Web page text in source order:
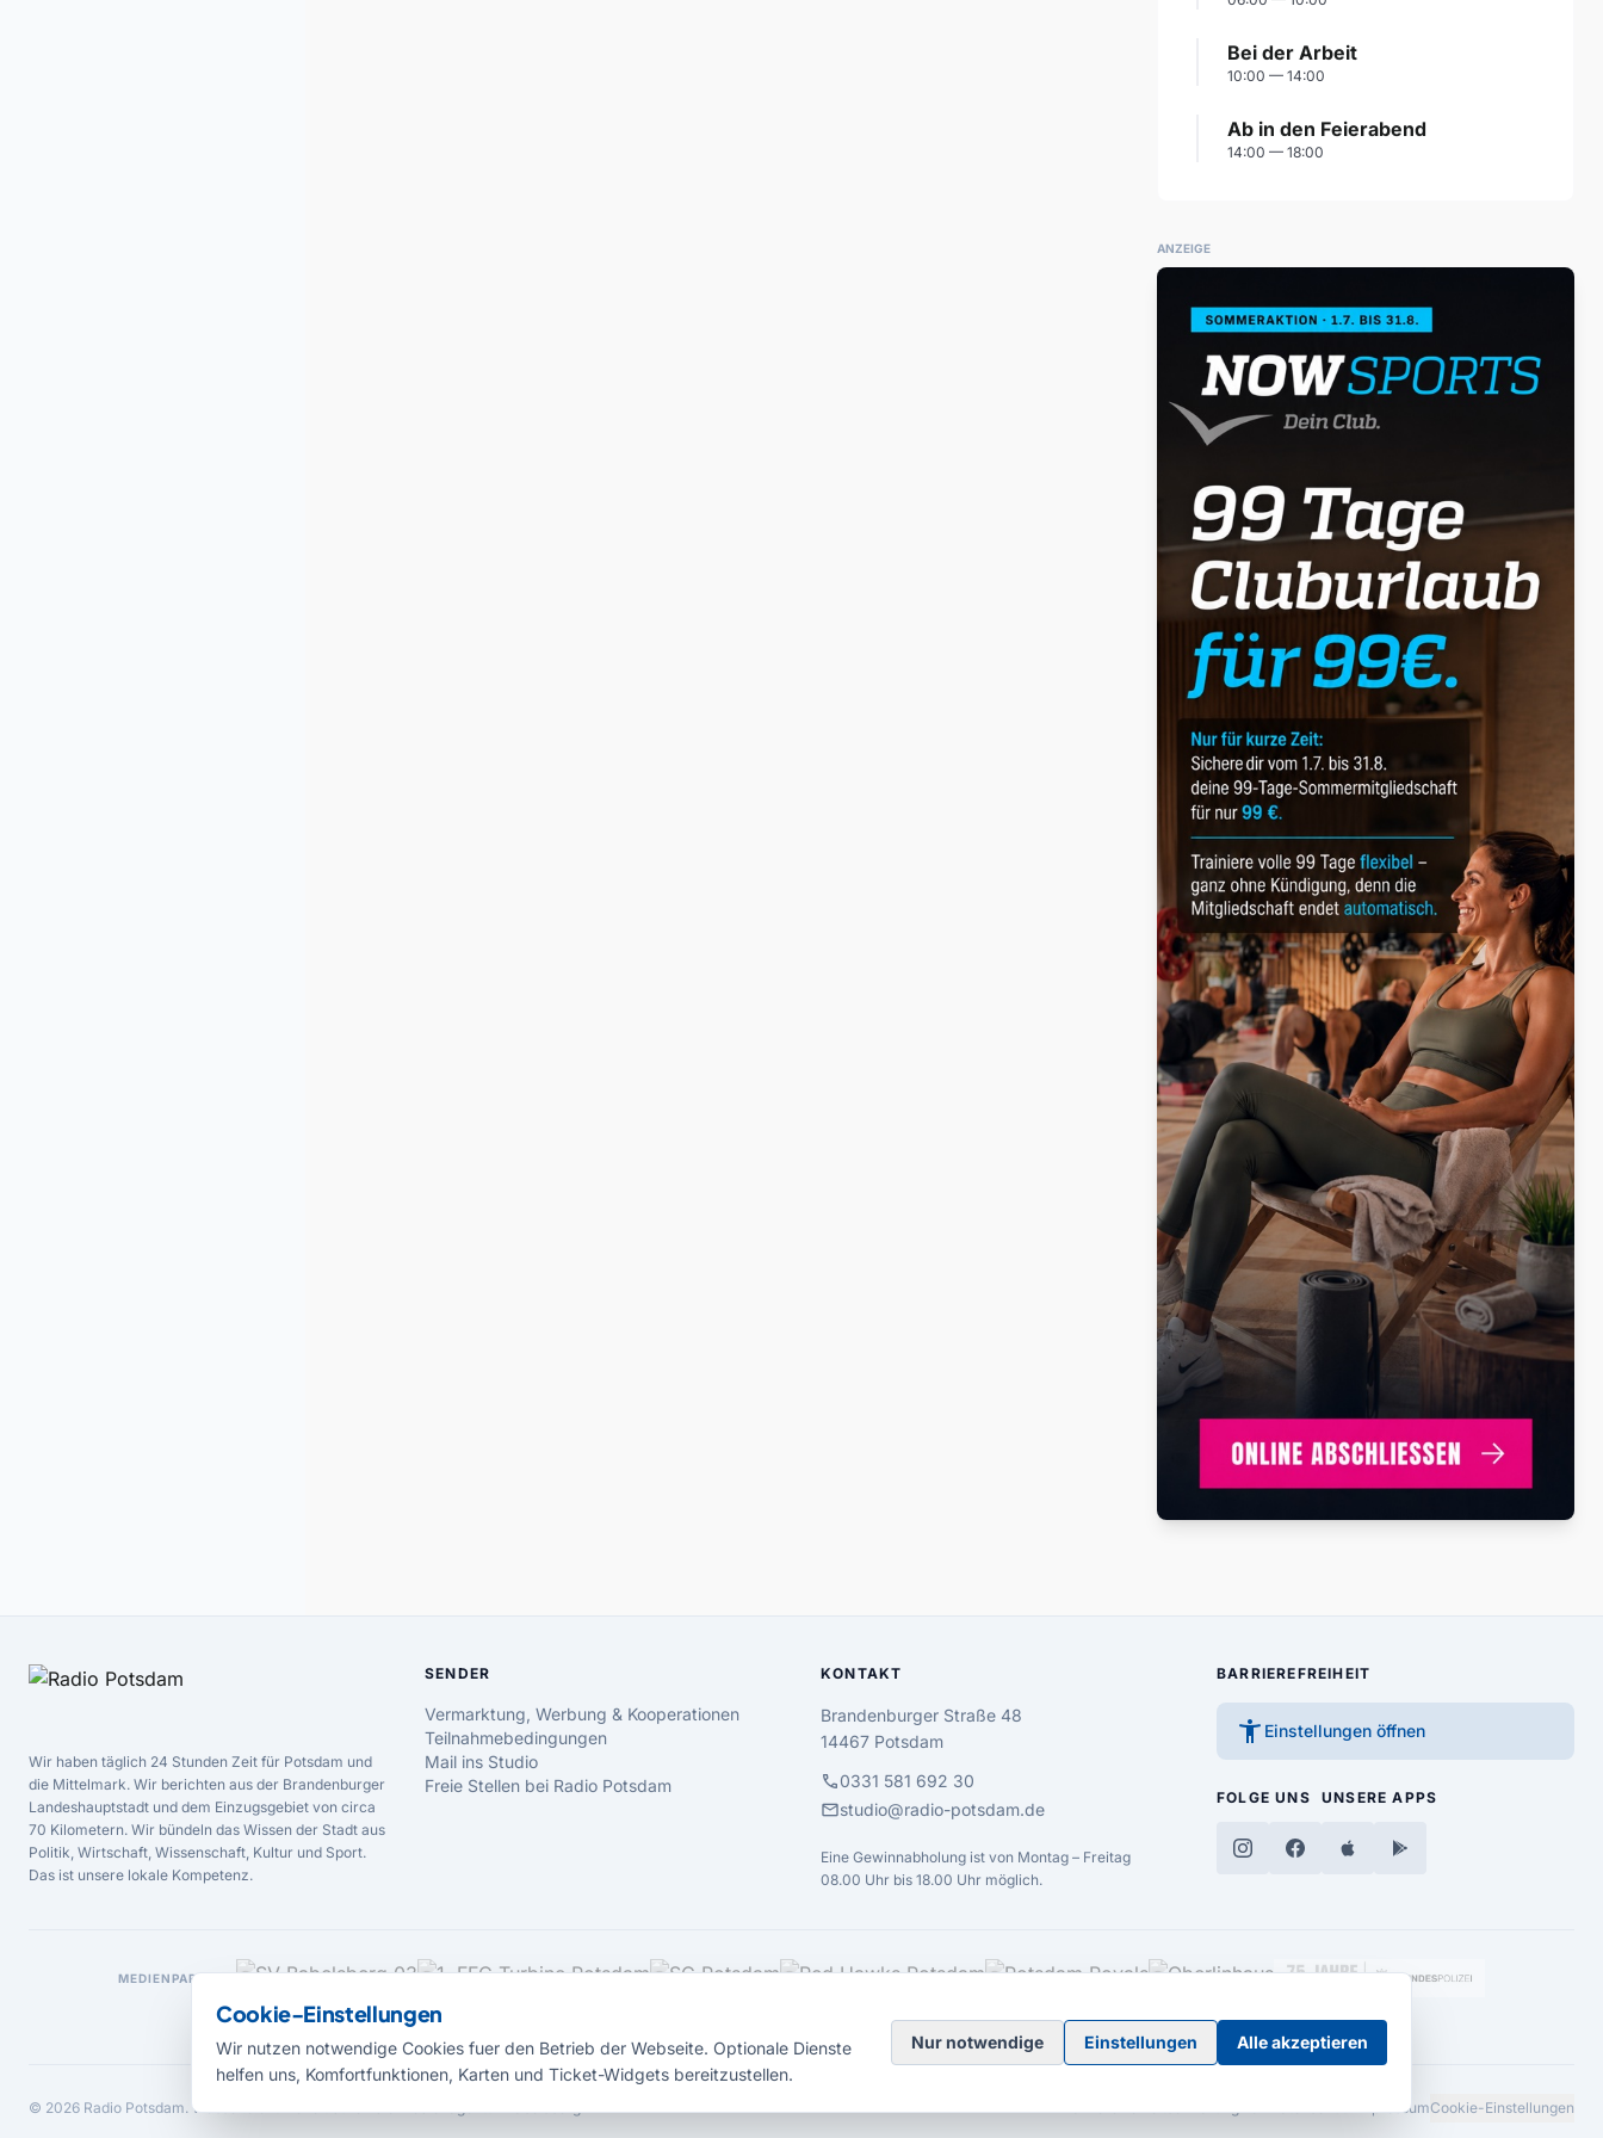
Bei der Arbeit
10:00 — 14:00
Ab in den Feierabend
14:00 — 18:00
ANZEIGE
Wir haben täglich 24 Stunden Zeit für Potsdam und
die Mittelmark. Wir berichten aus der Brandenburger
Landeshauptstadt und dem Einzugsgebiet von circa
70 Kilometern. Wir bündeln das Wissen der Stadt aus
Politik, Wirtschaft, Wissenschaft, Kultur und Sport.
Das ist unsere lokale Kompetenz.
SENDER
Vermarktung, Werbung & Kooperationen
Teilnahmebedingungen
Mail ins Studio
Freie Stellen bei Radio Potsdam
KONTAKT
Brandenburger Straße 48
14467 Potsdam
call0331 581 692 30
mailstudio@radio-potsdam.de
Eine Gewinnabholung ist von Montag – Freitag
08.00 Uhr bis 18.00 Uhr möglich.
BARRIEREFREIHEIT
accessibility_new Einstellungen öffnen
FOLGE UNS UNSERE APPS
MEDIENPARTNER
© 2026 Radio Potsdam. Webseite entwickelt durch dieMedienagentur Babelsberg BarrierefreiheitserklärungAGBDatenschutzImpressumCookie-Einstellungen
Cookie-Einstellungen
Wir nutzen notwendige Cookies fuer den Betrieb der Webseite. Optionale Dienste
helfen uns, Komfortfunktionen, Karten und Ticket-Widgets bereitzustellen.
Nur notwendige Einstellungen Alle akzeptieren